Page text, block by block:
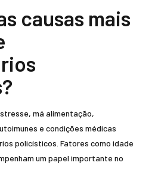
causas mais
má alimentação,
e condições médicas
policísticos. Fatores como idade
um papel importante no